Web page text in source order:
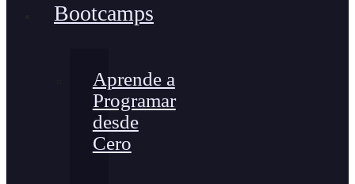
Bootcamps
Aprende a
Programar
desde
Cero